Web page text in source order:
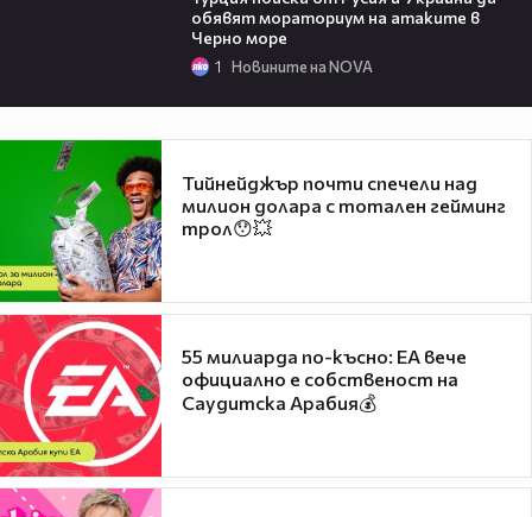
обявят мораториум на атаките в
Черно море
1 Новините на NOVA
Тийнейджър почти спечели над
милион долара с тотален гейминг
трол😯💥
55 милиарда по-късно: EA вече
официално е собственост на
Саудитска Арабия💰